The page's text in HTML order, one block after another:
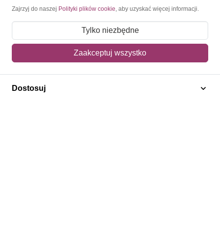
Moje konto
Mój koszyk
Adres dostawy
Polecamy
Zajrzyj do naszej Polityki plików cookie, aby uzyskać więcej informacji.
Tylko niezbędne
Zaakceptuj wszystko
Dostosuj